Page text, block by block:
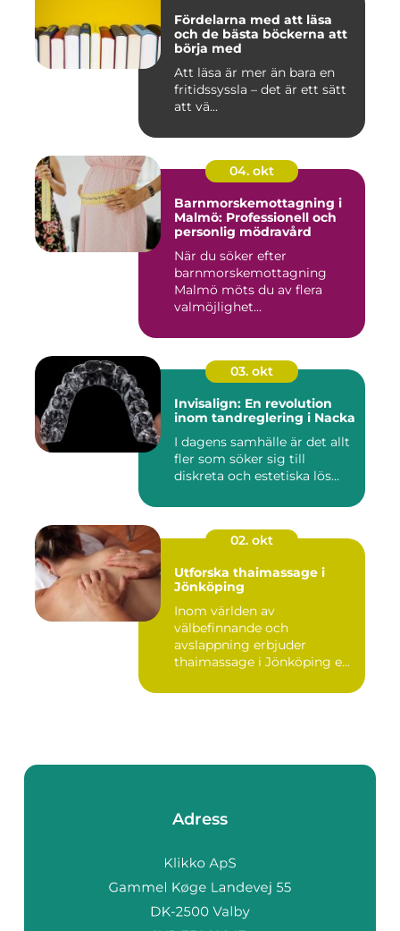
Fördelarna med att läsa
och de bästa böckerna att
börja med
Att läsa är mer än bara en
fritidssyssla – det är ett sätt
att vä...
04. okt
Barnmorskemottagning i
Malmö: Professionell och
personlig mödravård
När du söker efter
barnmorskemottagning
Malmö möts du av flera
valmöjlighet...
03. okt
Invisalign: En revolution
inom tandreglering i Nacka
I dagens samhälle är det allt
fler som söker sig till
diskreta och estetiska lös...
02. okt
Utforska thaimassage i
Jönköping
Inom världen av
välbefinnande och
avslappning erbjuder
thaimassage i Jönköping e...
Adress